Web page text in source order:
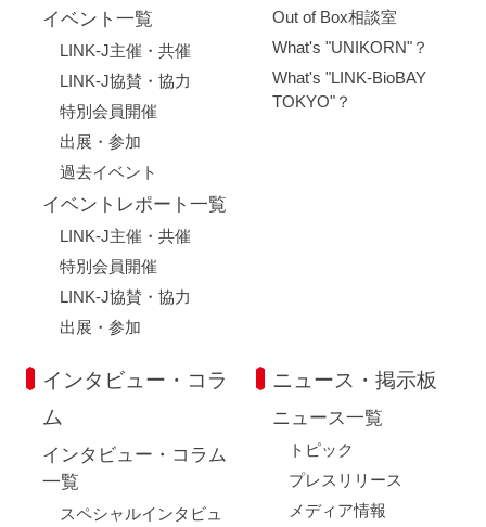
個人情報の開示、訂正、追加または削除、利用の停止等につい
て、ご本人または代理権を有する代理人が請求することができま
す。詳しい手続き等は「個人情報の取り扱いについて」をご覧く
ださい。
「個人情報の取り扱いについて」
第６条 お知らせメールの配信停止・登録変更、メールアドレス
の変更
ら行うことができます。
メールアドレスを変更される場合には、LINK-Jまでご連絡くだ
さい。
際に停止あるいは変更されるまでの間に多少の日数を必要とする
第７条 お知らせメールに関するお問合せ先について
LINK-Jのお問い合わせフォームよりご連絡ください。
第８条 お知らせメールの中断および停止
イベント一覧
LINK-J主催・共催
LINK-J協賛・協力
特別会員開催
出展・参加
過去イベント
イベントレポート一覧
LINK-J主催・共催
特別会員開催
LINK-J協賛・協力
出展・参加
Out of Box相談室
What's "UNIKORN"？
What's "LINK-BioBAY
TOKYO"？
インタビュー・コラ
ム
インタビュー・コラム
一覧
スペシャルインタビュ
ニュース・掲示板
ニュース一覧
トピック
プレスリリース
メディア情報